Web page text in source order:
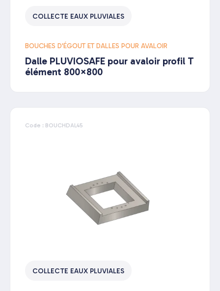
COLLECTE EAUX PLUVIALES
BOUCHES D'ÉGOUT ET DALLES POUR AVALOIR
Dalle PLUVIOSAFE pour avaloir profil T
élément 800×800
Code : BOUCHDAL45
COLLECTE EAUX PLUVIALES